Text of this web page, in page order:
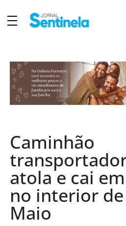
Caminhão
atola e cai
no interior de
Maio